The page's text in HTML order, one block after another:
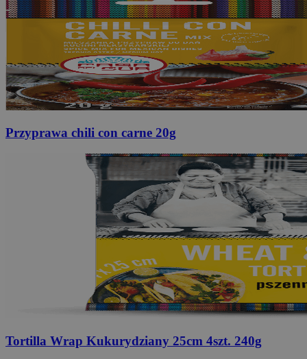
Przyprawa chili con carne 20g
Tortilla Wrap Kukurydziany 25cm 4szt. 240g